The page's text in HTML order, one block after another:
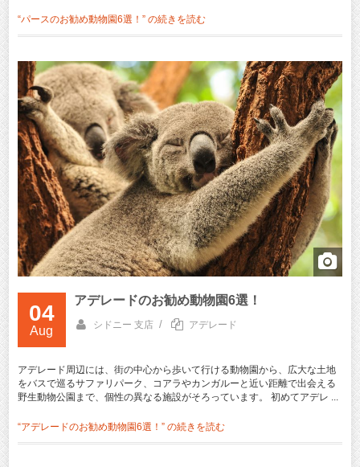
“パースのお勧め動物園6選！” の続きを読む
04
Aug
アデレードのお勧め動物園6選！
シドニー 支店 / アデレード
アデレード周辺には、街の中心から歩いて行ける動物園から、広大な土地
をバスで巡るサファリパーク、コアラやカンガルーと近い距離で出会える
野生動物公園まで、個性の異なる施設がそろっています。 初めてアデレ ...
“アデレードのお勧め動物園6選！” の続きを読む